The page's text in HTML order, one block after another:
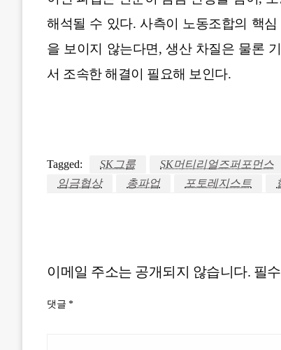
해석될 수 있다. 사측이 노동조합의 핵
을 보이지 않는다면, 생산 차질은 물론
서 조속한 해결이 필요해 보인다.
Tagged: SK그룹 SK머티리얼즈퍼포먼스
임금협상
총파업 포토레지스트
이메일 주소는 공개되지 않습니다. 필
댓글 *